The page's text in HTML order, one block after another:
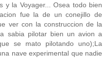
y la Voyager... Osea todo bien
fue la de un conejillo de
ver con la construccion de la
sabia pilotar bien un avion a
se mato pilotando uno);La
nave experimental que nadie